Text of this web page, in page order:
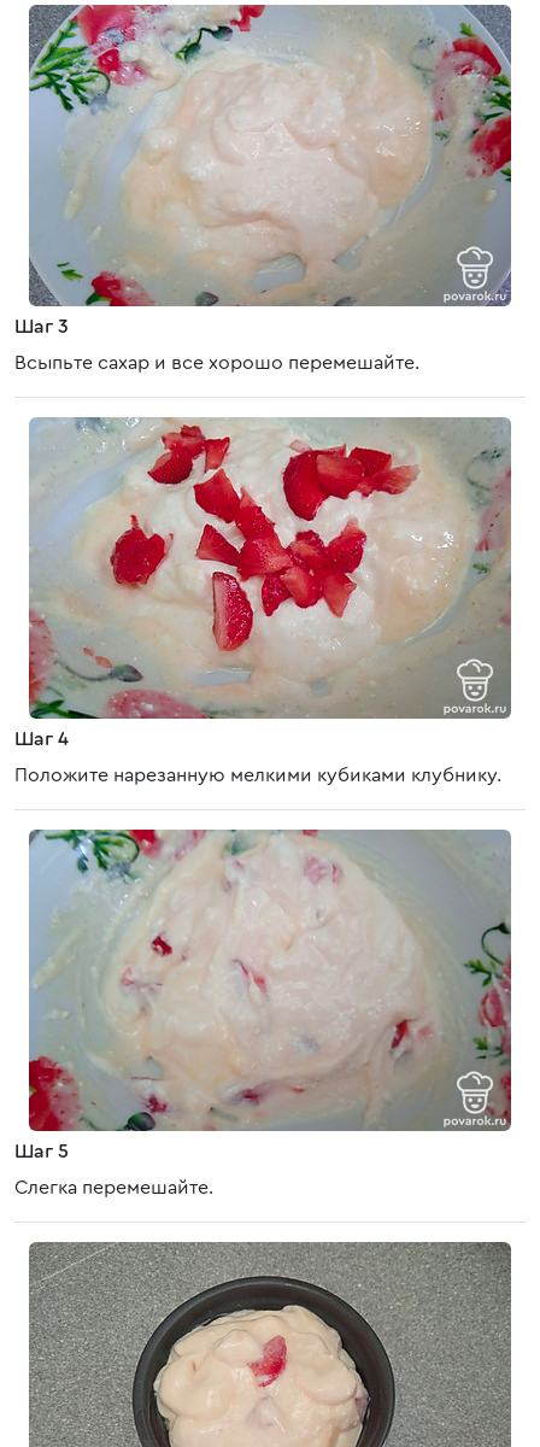
Шаг 3
Всыпьте сахар и все хорошо перемешайте.
Шаг 4
Положите нарезанную мелкими кубиками клубнику.
Шаг 5
Слегка перемешайте.